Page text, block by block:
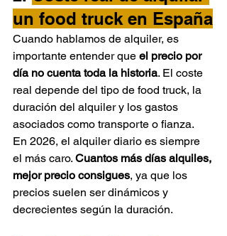
un food truck en España
Cuando hablamos de alquiler, es
importante entender que el precio por
día no cuenta toda la historia. El coste
real depende del tipo de food truck, la
duración del alquiler y los gastos
asociados como transporte o fianza.
En 2026, el alquiler diario es siempre
el más caro. Cuantos más días alquiles,
mejor precio consigues, ya que los
precios suelen ser dinámicos y
decrecientes según la duración.